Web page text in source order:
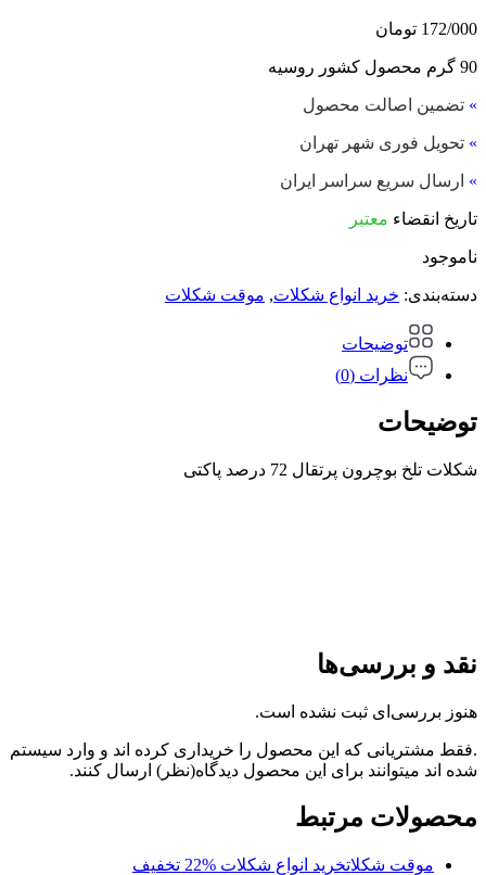
172/000 تومان
90 گرم محصول کشور روسیه
» تضمین اصالت محصول
» تحویل فوری شهر تهران
» ارسال سریع سراسر ایران
تاریخ انقضاء معتبر
ناموجود
دسته‌بندی: خرید انواع شکلات, موقت شکلات
توضیحات
نظرات (0)
توضیحات
شکلات تلخ بوچرون پرتقال 72 درصد پاکتی
نقد و بررسی‌ها
هنوز بررسی‌ای ثبت نشده است.
.فقط مشتریانی که این محصول را خریداری کرده اند و وارد سیستم
شده اند میتوانند برای این محصول دیدگاه(نظر) ارسال کنند.
محصولات مرتبط
موقت شکلاتخرید انواع شکلات %22 تخفیف